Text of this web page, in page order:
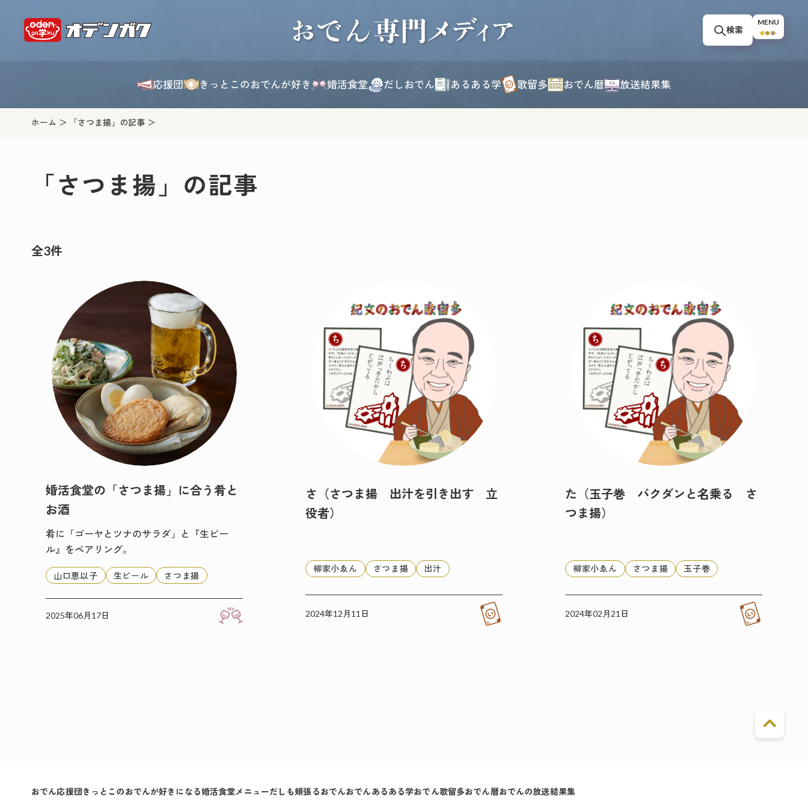
検索
MENU
応援団 きっとこのおでんが好き 婚活食堂 だしおでん あるある学 歌留多 おでん暦 放送結果集
ホーム 「さつま揚」の記事
「さつま揚」の記事
全3件
婚活食堂の「さつま揚」に合う肴と
お酒
肴に「ゴーヤとツナのサラダ」と『生ビー
ル』をペアリング。
山口恵以子 生ビール さつま揚
2025年06月17日
さ（さつま揚 出汁を引き出す 立
役者）
柳家小ゑん さつま揚 出汁
2024年12月11日
た（玉子巻 バクダンと名乗る さ
つま揚）
柳家小ゑん さつま揚 玉子巻
2024年02月21日
おでん応援団きっとこのおでんが好きになる婚活食堂メニューだしも頬張るおでんおでんあるある学おでん歌留多おでん暦おでんの放送結果集